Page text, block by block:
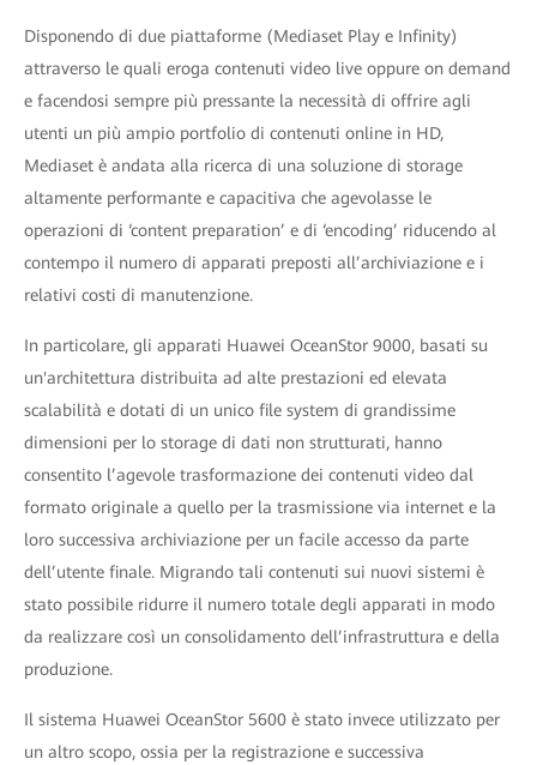
Disponendo di due piattaforme (Mediaset Play e Infinity)
attraverso le quali eroga contenuti video live oppure on demand
e facendosi sempre più pressante la necessità di offrire agli
utenti un più ampio portfolio di contenuti online in HD,
Mediaset è andata alla ricerca di una soluzione di storage
altamente performante e capacitiva che agevolasse le
operazioni di ‘content preparation’ e di ‘encoding’ riducendo al
contempo il numero di apparati preposti all’archiviazione e i
relativi costi di manutenzione.
In particolare, gli apparati Huawei OceanStor 9000, basati su
un'architettura distribuita ad alte prestazioni ed elevata
scalabilità e dotati di un unico file system di grandissime
dimensioni per lo storage di dati non strutturati, hanno
consentito l’agevole trasformazione dei contenuti video dal
formato originale a quello per la trasmissione via internet e la
loro successiva archiviazione per un facile accesso da parte
dell’utente finale. Migrando tali contenuti sui nuovi sistemi è
stato possibile ridurre il numero totale degli apparati in modo
da realizzare così un consolidamento dell’infrastruttura e della
produzione.
Il sistema Huawei OceanStor 5600 è stato invece utilizzato per
un altro scopo, ossia per la registrazione e successiva